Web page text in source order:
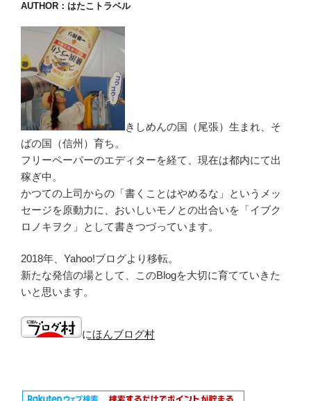
AUTHOR：はたこトラベル
きしめんの国（尾張）生まれ、そ
ばの国（信州）育ち。
フリーペーパーのエディターを経て、現在は都内にて出
稼ぎ中。
かつての上司からの「書くことはやめるな」というメッ
セージを原動力に、おいしいモノとの出合いを「イブク
ロノキヲク」として書きつづっています。
2018年、Yahoo!ブログより移転。
新たな発信の場として、このBlogを大切に育てていきた
いと思います。
にほんブログ村